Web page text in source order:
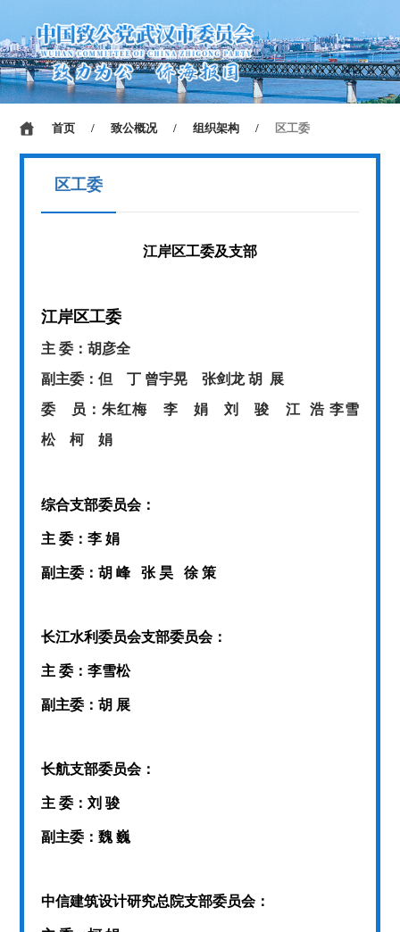
首页 / 致公概况 / 组织架构 / 区工委
区工委
江岸区工委及支部
江岸区工委
主委：胡彦全
副主委：但 丁曾宇晃 张剑龙 胡 展
委 员：朱红梅 李 娟 刘 骏 江 浩 李雪
松 柯 娟
综合支部委员会：
主 委：李 娟
副主委：胡 峰 张 昊 徐 策
长江水利委员会支部委员会：
主 委：李雪松
副主委：胡 展
长航支部委员会：
主 委：刘 骏
副主委：魏 巍
中信建筑设计研究总院支部委员会：